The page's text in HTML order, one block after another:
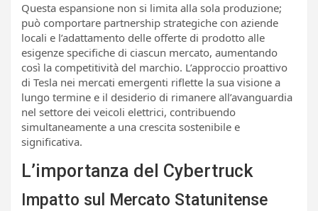
Questa espansione non si limita alla sola produzione;
può comportare partnership strategiche con aziende
locali e l’adattamento delle offerte di prodotto alle
esigenze specifiche di ciascun mercato, aumentando
così la competitività del marchio. L’approccio proattivo
di Tesla nei mercati emergenti riflette la sua visione a
lungo termine e il desiderio di rimanere all’avanguardia
nel settore dei veicoli elettrici, contribuendo
simultaneamente a una crescita sostenibile e
significativa.
L’importanza del Cybertruck
Impatto sul Mercato Statunitense